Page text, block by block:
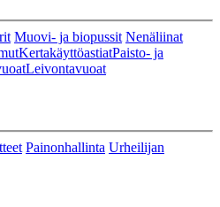
Muovi- ja biopussit Nenäliinat
KertakäyttöastiatPaisto- ja
Leivontavuoat
Painonhallinta Urheilijan